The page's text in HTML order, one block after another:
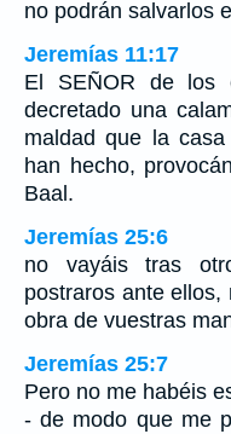
no podrán salvarlos
Jeremías 11:17
El SEÑOR de los
decretado una
maldad que la
han hecho,
Baal.
Jeremías 25:6
no vayáis tras
postraros ante
obra de vuestras
Jeremías 25:7
Pero no me habéis
- de modo que me